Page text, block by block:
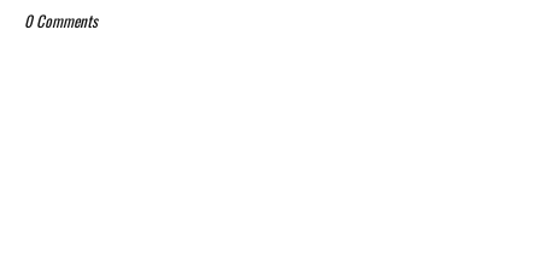
0 Comments